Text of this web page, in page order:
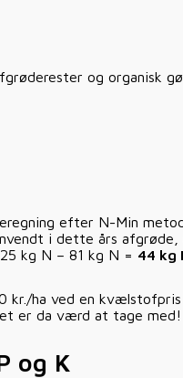
og organisk
efter N-Min
i dette års afgrøde,
kg N – 81 kg N = 44 kg
kr./ha ved en kvælstofpris
er da værd at tage med!
og K